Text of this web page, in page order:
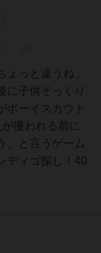
ょっと違うね」
に子供そっくり
ボーイスカウト
攫われる前に
。と言うゲーム
ディゴ探し！40